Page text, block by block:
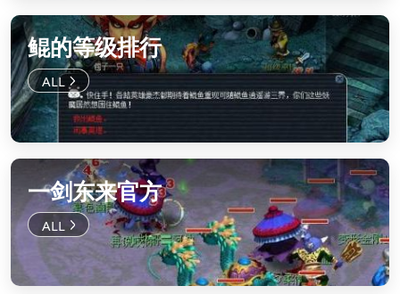
鲲的等级排行
一剑东来官方